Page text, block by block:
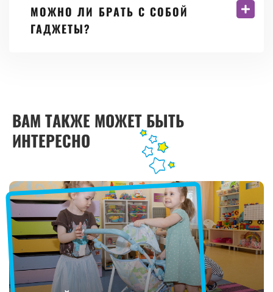
МОЖНО ЛИ БРАТЬ С СОБОЙ
ГАДЖЕТЫ?
ВАМ ТАКЖЕ МОЖЕТ БЫТЬ
ИНТЕРЕСНО